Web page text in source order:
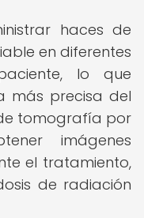
haces de
en diferentes
lo que
más precisa del
tomografía por
imágenes
el tratamiento,
de radiación